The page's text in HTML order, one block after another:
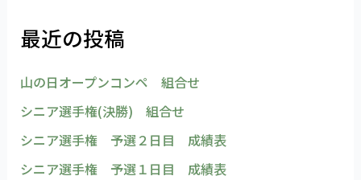
最近の投稿
山の日オープンコンペ 組合せ
シニア選手権(決勝) 組合せ
シニア選手権 予選２日目 成績表
シニア選手権 予選１日目 成績表